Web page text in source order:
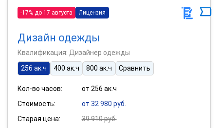
-17% до 17 августа Лицензия
Дизайн одежды
Квалификация: Дизайнер одежды
256 ак.ч
400 ак.ч 800 ак.ч Сравнить
Кол-во часов:
от 256 ак.ч
Стоимость:
от 32 980 руб.
Старая цена:
39 910 руб.